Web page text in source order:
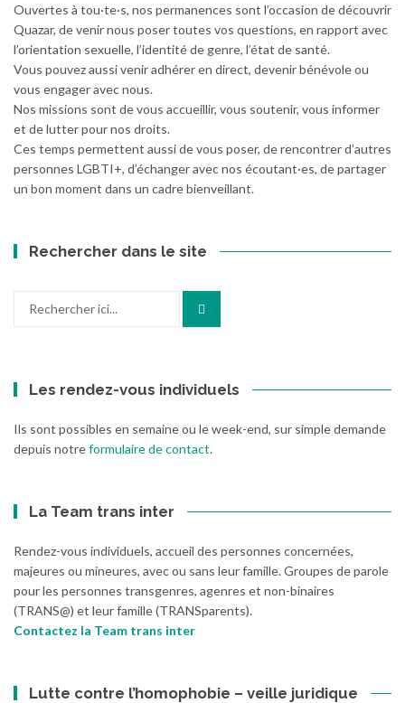
Ouvertes à tou·te·s, nos permanences sont l’occasion de découvrir
Quazar, de venir nous poser toutes vos questions, en rapport avec
l’orientation sexuelle, l’identité de genre, l’état de santé.
Vous pouvez aussi venir adhérer en direct, devenir bénévole ou
vous engager avec nous.
Nos missions sont de vous accueillir, vous soutenir, vous informer
et de lutter pour nos droits.
Ces temps permettent aussi de vous poser, de rencontrer d’autres
personnes LGBTI+, d’échanger avec nos écoutant·es, de partager
un bon moment dans un cadre bienveillant.
Rechercher dans le site
Les rendez-vous individuels
Ils sont possibles en semaine ou le week-end, sur simple demande
depuis notreformulaire de contact.
La Team trans inter
Rendez-vous individuels, accueil des personnes concernées,
majeures ou mineures, avec ou sans leur famille. Groupes de parole
pour les personnes transgenres, agenres et non-binaires
(TRANS@) et leur famille (TRANSparents).
Contactez la Team trans inter
Lutte contre l’homophobie – veille juridique